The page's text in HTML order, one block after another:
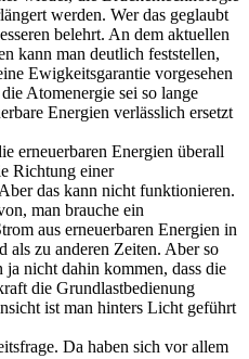
werden. Wer das geglaubt
belehrt. An dem aktuellen
kann man deutlich feststellen,
Ewigkeitsgarantie vorgesehen
Atomenergie sei so lange
Energien verlässlich ersetzt
erneuerbaren Energien überall
Richtung einer
das kann nicht funktionieren.
man brauche ein
aus erneuerbaren Energien in
als zu anderen Zeiten. Aber so
ja nicht dahin kommen, dass die
die Grundlastbedienung
ist man hinters Licht geführt
Da haben sich vor allem